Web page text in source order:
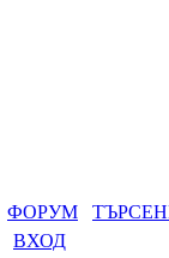
ФОРУМ
ВХОД